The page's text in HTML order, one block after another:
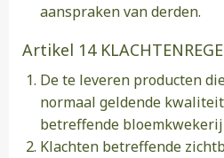
aanspraken van derden.
Artikel 14
De te leveren producten
normaal geldende
betreffende
Klachten betreffende